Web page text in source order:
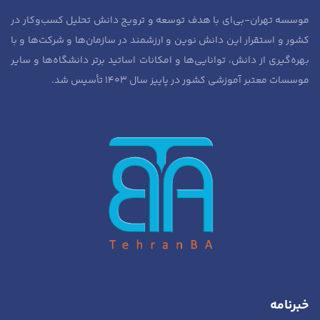
موسسه تهران-بی‌ای با هدف توسعه و ترویج دانش تحلیل کسب‌وکار در
کشور و استقرار این دانش نوین و ارزشمند در سازمان‌ها و شرکت‌ها و با
بهره‌گیری از دانش، توانایی‌ها و امکانات اساتید برتر دانشگاه‌ها و سایر
موسسات معتبر آموزشی کشور در پاییز سال ۱۴۰۳ تأسیس شد.
خبرنامه